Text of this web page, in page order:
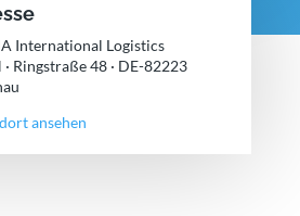
International Logistics
Ringstraße 48 · DE-82223
ansehen